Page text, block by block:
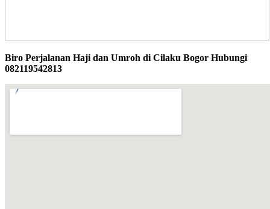
Biro Perjalanan Haji dan Umroh di Cilaku Bogor Hubungi
082119542813